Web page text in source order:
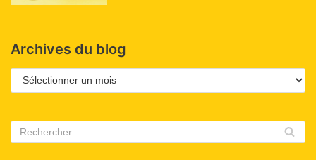
Archives du blog